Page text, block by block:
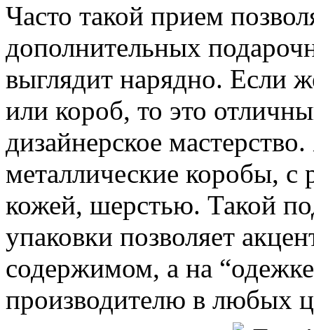
Часто такой прием
дополнительных
выглядит нарядно. Если
или короб, то это
дизайнерское
металлические коробы, с
кожей, шерстью. Такой
упаковки позволяет
содержимом, а на
производителю в любых